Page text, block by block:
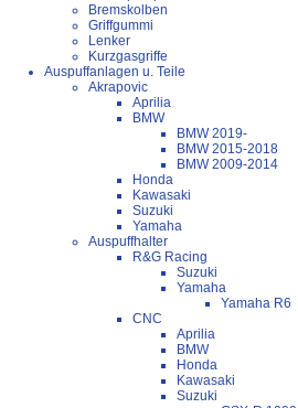
Bremskolben
Griffgummi
Lenker
Kurzgasgriffe
Auspuffanlagen u. Teile
Akrapovic
Aprilia
BMW
BMW 2019-
BMW 2015-2018
BMW 2009-2014
Honda
Kawasaki
Suzuki
Yamaha
Auspuffhalter
R&G Racing
Suzuki
Yamaha
Yamaha R6
CNC
Aprilia
BMW
Honda
Kawasaki
Suzuki